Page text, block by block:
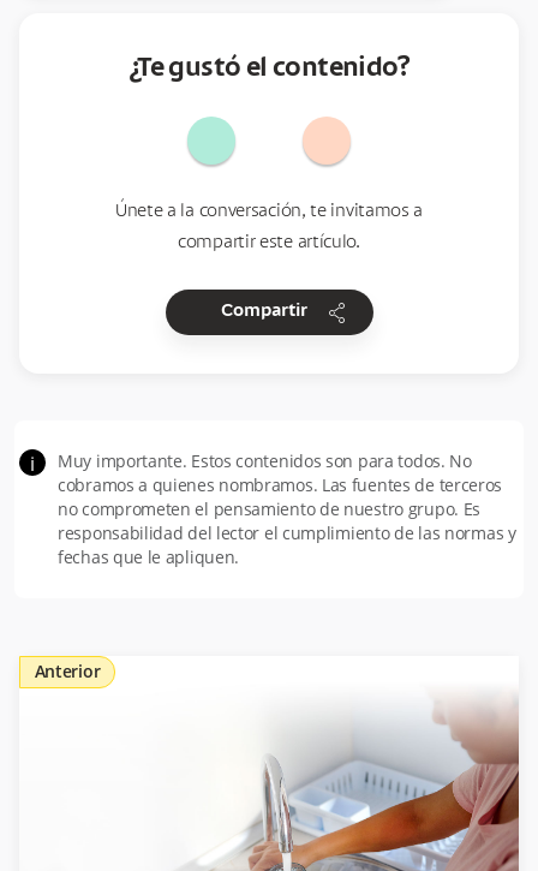
¿Te gustó el contenido?
Únete a la conversación, te invitamos a
compartir este artículo.
Compartir share
i
Muy importante. Estos contenidos son para todos. No
cobramos a quienes nombramos. Las fuentes de terceros
no comprometen el pensamiento de nuestro grupo. Es
responsabilidad del lector el cumplimiento de las normas y
fechas que le apliquen.
Anterior